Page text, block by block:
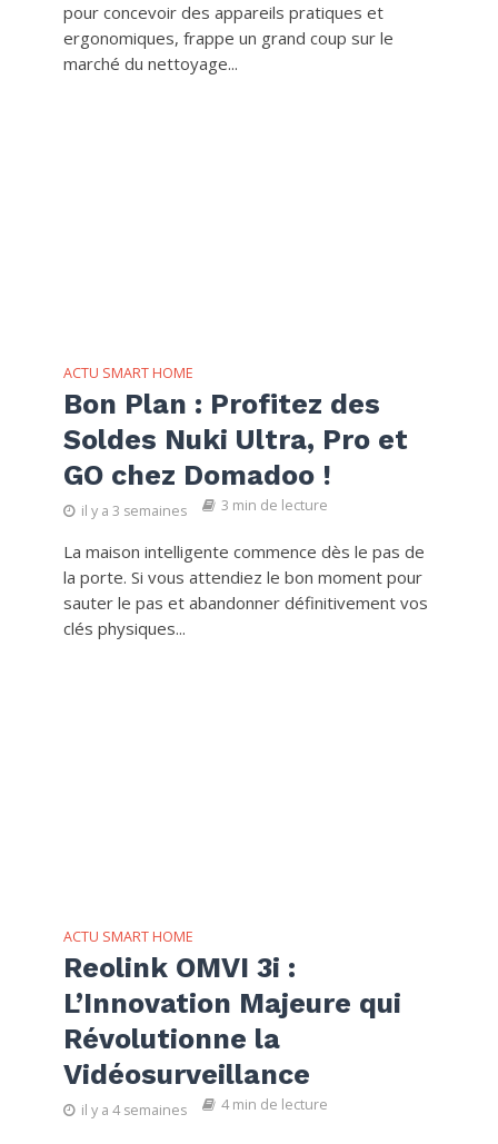
pour concevoir des appareils pratiques et
ergonomiques, frappe un grand coup sur le
marché du nettoyage...
ACTU SMART HOME
Bon Plan : Profitez des
Soldes Nuki Ultra, Pro et
GO chez Domadoo !
il y a 3 semaines 3 min de lecture
La maison intelligente commence dès le pas de
la porte. Si vous attendiez le bon moment pour
sauter le pas et abandonner définitivement vos
clés physiques...
ACTU SMART HOME
Reolink OMVI 3i :
L’Innovation Majeure qui
Révolutionne la
Vidéosurveillance
il y a 4 semaines 4 min de lecture